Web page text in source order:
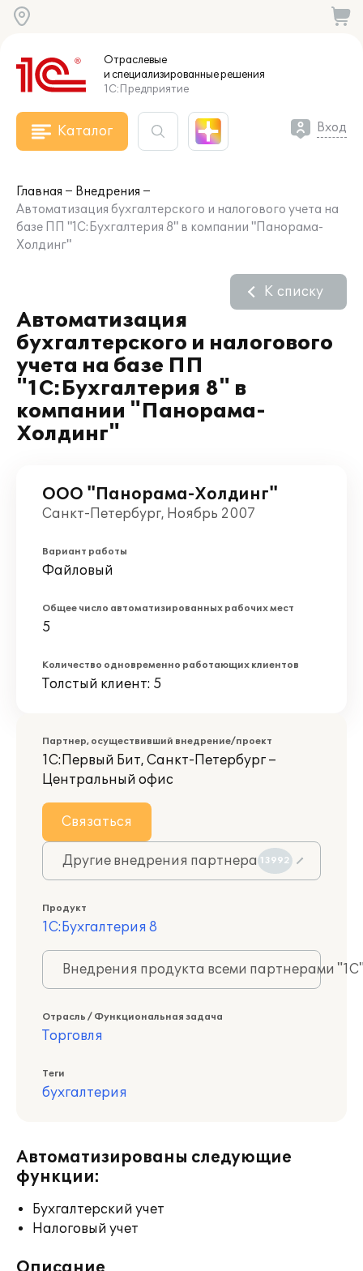
Отраслевые
и специализированныерешения
1С:Предприятие
Каталог Вход
Главная
Внедрения
Автоматизация бухгалтерского и налогового учета на
базе ПП "1C:Бухгалтерия 8" в компании "Панорама-
Холдинг"
Автоматизация
бухгалтерского и налогового
учета на базе ПП
"1C:Бухгалтерия 8" в
компании "Панорама-
Холдинг"
К списку
ООО "Панорама-Холдинг"
Санкт-Петербург, Ноябрь 2007
Вариант работы
Файловый
Общее число автоматизированных рабочих мест
5
Количество одновременно работающих клиентов
Толстый клиент: 5
Партнер, осуществивший внедрение/проект
1С:Первый Бит, Санкт-Петербург –
Центральный офис
Связаться
Другие внедрения партнера 13992
Продукт
1С:Бухгалтерия 8
Внедрения продукта всеми партнерами
Отрасль / Функциональная задача
Торговля
Теги
бухгалтерия
Автоматизированы следующие
функции:
Бухгалтерский учет
Налоговый учет